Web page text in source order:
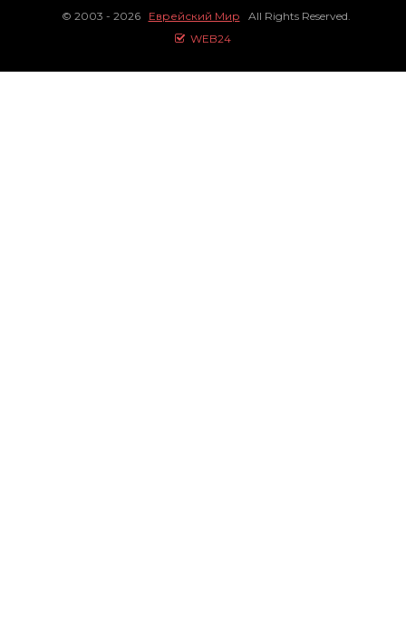
© 2003 - 2026 Еврейский Мир All Rights Reserved.
WEB24